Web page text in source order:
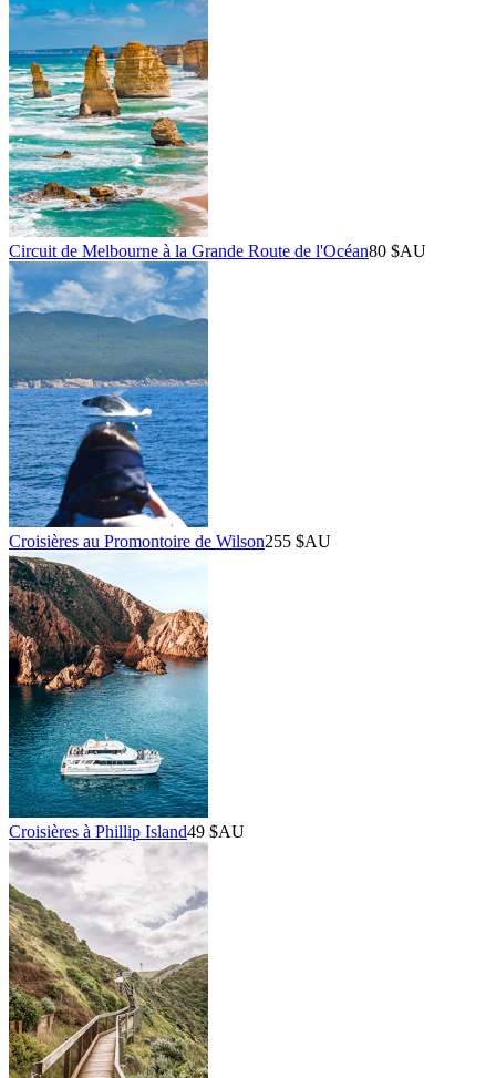
Circuit de Melbourne à la Grande Route de l'Océan80 $AU
Croisières au Promontoire de Wilson255 $AU
Croisières à Phillip Island49 $AU